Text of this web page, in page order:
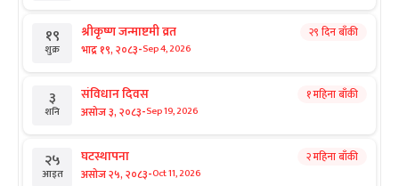
१९
शुक्र
श्रीकृष्ण जन्माष्टमी व्रत
भाद्र १९, २०८३-Sep 4, 2026
२९ दिन बाँकी
३
शनि
संविधान दिवस
असोज ३, २०८३-Sep 19, 2026
१ महिना बाँकी
२५
आइत
घटस्थापना
असोज २५, २०८३-Oct 11, 2026
२ महिना बाँकी